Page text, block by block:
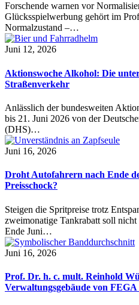
Forschende warnen vor
Glücksspielwerbung gehört im
Normalzustand –…
Juni 12, 2026
Aktionswoche Alkohol: Die
Straßenverkehr
Anlässlich der bundesweiten
bis 21. Juni 2026 von der
(DHS)…
Juni 16, 2026
Droht Autofahrern nach Ende
Preisschock?
Steigen die Spritpreise trotz
zweimonatige Tankrabatt soll
Ende Juni…
Juni 16, 2026
Prof. Dr. h. c. mult. Reinhold
Verwaltungsgebäude von